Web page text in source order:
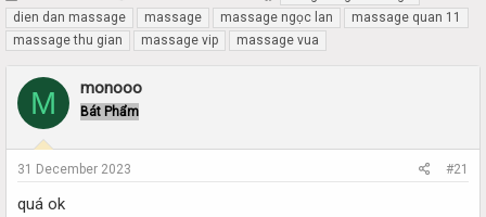
h
r
e
d
s
a
r
e
t
a
r
d
a
e
dien dan massage
massage massage ngọc lan
massage quan 11
massage thu gian
massage vip massage vua
M monooo
Bát Phẩm
31 December 2023 #21
quá ok